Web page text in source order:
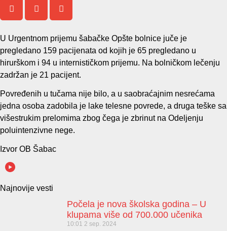
U Urgentnom prijemu šabačke Opšte bolnice juče je
pregledano 159 pacijenata od kojih je 65 pregledano u
hirurškom i 94 u internističkom prijemu. Na bolničkom lečenju
zadržan je 21 pacijent.
Povređenih u tučama nije bilo, a u saobraćajnim nesrećama
jedna osoba zadobila je lake telesne povrede, a druga teške sa
višestrukim prelomima zbog čega je zbrinut na Odeljenju
poluintenzivne nege.
Izvor OB Šabac
Najnovije vesti
Počela je nova školska godina – U
klupama više od 700.000 učenika
10:01 2 sep. 2024